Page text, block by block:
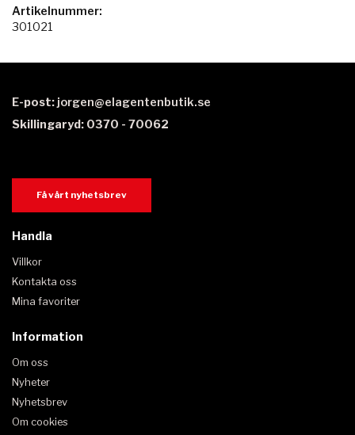
Artikelnummer:
301021
E-post: jorgen@elagentenbutik.se
Skillingaryd: 0370 - 70062
Få vårt nyhetsbrev
Handla
Villkor
Kontakta oss
Mina favoriter
Information
Om oss
Nyheter
Nyhetsbrev
Om cookies